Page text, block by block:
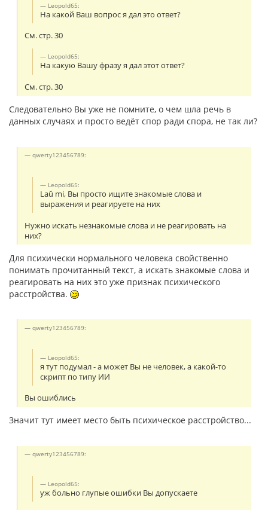
Leopold65:
На какой Ваш вопрос я дал это ответ?
См. стр. 30
Leopold65:
На какую Вашу фразу я дал этот ответ?
См. стр. 30
Следовательно Вы уже не помните, о чем шла речь в
данных случаях и просто ведёт спор ради спора, не так ли?
qwerty123456789:
Leopold65:
Laŭ mi, Вы просто ищите знакомые слова и
выражения и реагируете на них
Нужно искать незнакомые слова и не реагировать на
них?
Для психически нормального человека свойственно
понимать прочитанный текст, а искать знакомые слова и
реагировать на них это уже признак психического
расстройства.
qwerty123456789:
Leopold65:
я тут подумал - а может Вы не человек, а какой-то
скрипт по типу ИИ
Вы ошиблись
Значит тут имеет место быть психическое расстройство...
qwerty123456789:
Leopold65:
уж больно глупые ошибки Вы допускаете